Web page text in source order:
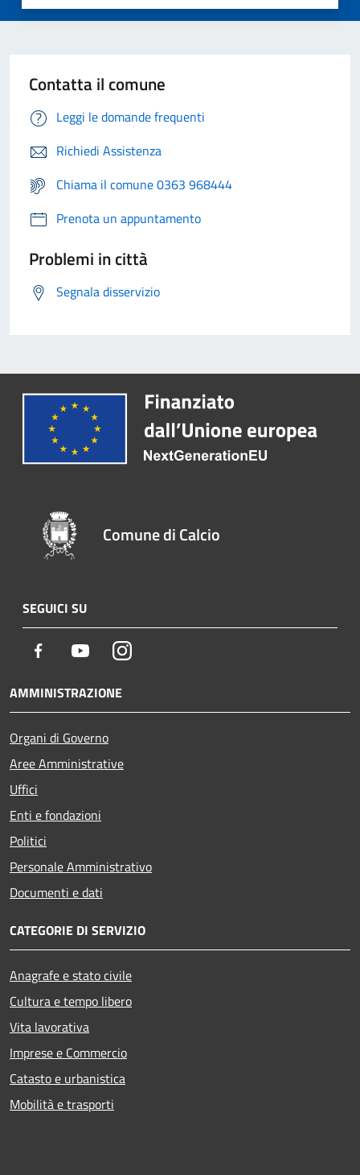
Contatta il comune
Leggi le domande frequenti
Richiedi Assistenza
Chiama il comune 0363 968444
Prenota un appuntamento
Problemi in città
Segnala disservizio
Comune di Calcio
SEGUICI SU
Facebook YoutubeInstagram
AMMINISTRAZIONE
Organi di Governo
Aree Amministrative
Uffici
Enti e fondazioni
Politici
Personale Amministrativo
Documenti e dati
CATEGORIE DI SERVIZIO
Anagrafe e stato civile
Cultura e tempo libero
Vita lavorativa
Imprese e Commercio
Catasto e urbanistica
Mobilità e trasporti